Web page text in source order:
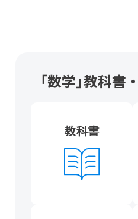
「数学」教科
教科書